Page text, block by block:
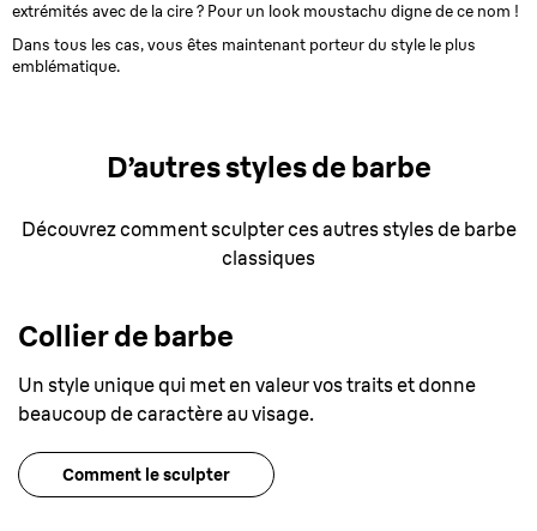
extrémités avec de la cire ? Pour un look moustachu digne de ce nom !
Dans tous les cas, vous êtes maintenant porteur du style le plus
emblématique.
D’autres styles de barbe
Découvrez comment sculpter ces autres styles de barbe
classiques
Collier de barbe
Un style unique qui met en valeur vos traits et donne
beaucoup de caractère au visage.
Comment le sculpter